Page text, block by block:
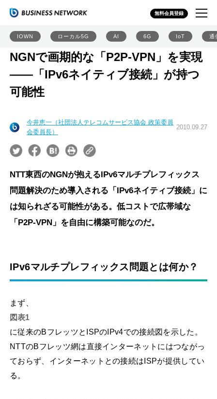
無料会員登録
IOWN ローカル5G AI 6G IoT 通
NGNで画期的な「P2P-VPN」を実現
――「IPv6ネイティブ接続」が持つ
可能性
今井恵一（社団法人テレコムサービス協会 政策委員
会委員長）
2010.09.27
NTT東西のNGNが抱えるIPv6マルチプレフィックス
問題解決のため導入される「IPv6ネイティブ接続」に
は知られざる可能性がある。低コストで広帯域な
「P2P-VPN」を自由に構築可能なのだ。
IPv6マルチプレフィックス問題とは何か？
まず、
図表1
に従来のBフレッツとISPのIPv4での接続図を示した。
NTTのBフレッツ網は直接インターネットにはつながっ
ておらず、インターネットとの接続はISPが提供してい
る。